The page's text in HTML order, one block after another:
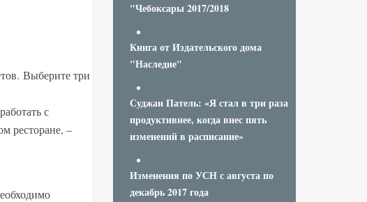
Выберите три
с
ресторане, –
"Чебоксары 2017/2018
Книга от Издательского дома
"Наследие"
Суджан Патель: «Я стал в три раза
продуктивнее, когда внес пять
изменений в расписание»
Изменения по УСН с августа по
декабрь 2017 года